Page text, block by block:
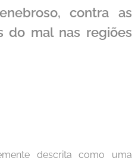
contra as
do mal nas regiões
descrita como uma